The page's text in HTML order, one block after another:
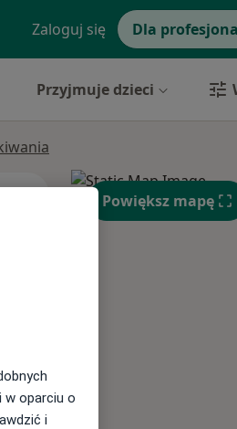
Zaloguj się Dla
Przyjmuje dzieci
Śr, Czw,
Powiększ mapę
w oparciu o
i